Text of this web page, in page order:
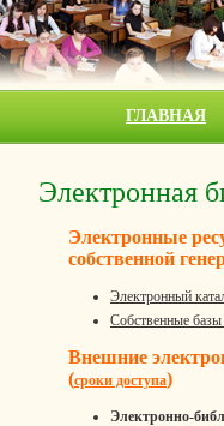
ГЛАВНАЯ
Электронная
Электронные
собственной
Электронный
Собственные
Внешние
(сроки доступа)
Электронно-